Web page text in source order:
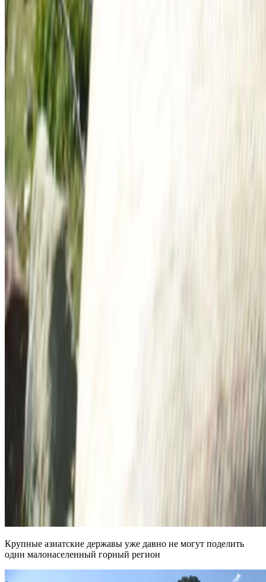
Крупные азиатские державы уже давно не могут поделить
один малонаселенный горный регион